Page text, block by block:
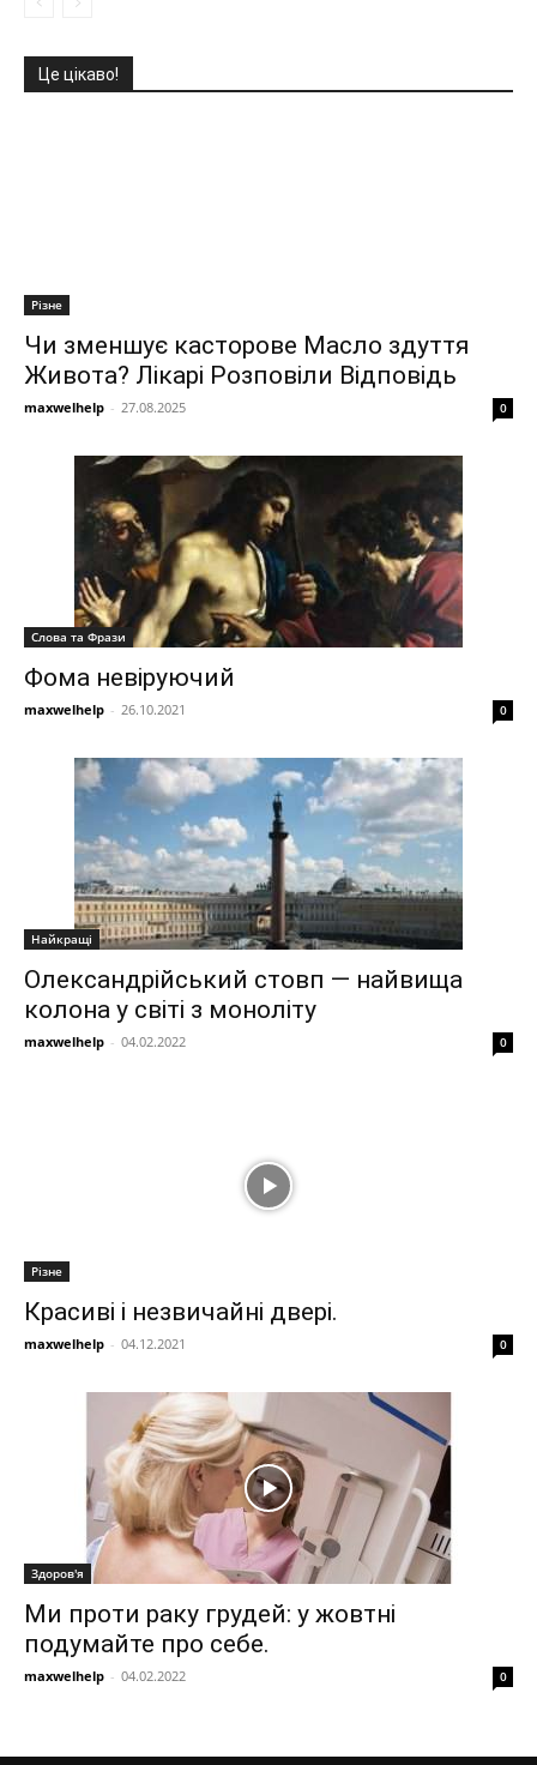
Це цікаво!
Різне
Чи зменшує касторове Масло здуття
Живота? Лікарі Розповіли Відповідь
maxwelhelp - 27.08.2025 0
Слова та Фрази
Фома невіруючий
maxwelhelp - 26.10.2021 0
Найкращі
Олександрійський стовп — найвища
колона у світі з моноліту
maxwelhelp - 04.02.2022 0
Різне
Красиві і незвичайні двері.
maxwelhelp - 04.12.2021 0
Здоров'я
Ми проти раку грудей: у жовтні
подумайте про себе.
maxwelhelp - 04.02.2022 0